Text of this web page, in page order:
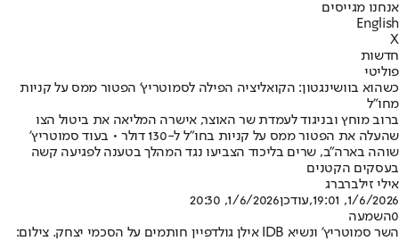
אנחנו מגייסים
English
X
חדשות
פוליטי
כשהוא בוושינגטון: הקואליציה הפילה לסמוטריץ' הפטור ממס על קניות
מחו"ל
ברוב מוחץ ובניגוד לעמדת שר האוצר, אישרה המליאה את ביטול הצו
שהעלה את הפטור ממס על קניות בחו"ל ל-130 דולר • בעוד סמוטריץ'
שוהה בארה"ב, שרים בליכוד הצביעו נגד המהלך בטענה לפגיעה קשה
בעסקים הקטנים
אילי זילברברג
1/6/2026, 19:01
,עודכן1/6/2026, 20:30
0השמעה
השר סמוטריץ' ונשיא IDB אילן גולדפיין חותמים על הסכמי יצחק. צילום: